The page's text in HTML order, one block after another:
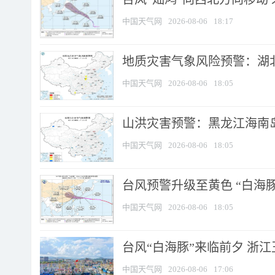
中国天气网 2026-08-06 18:17
地质灾害气象风险预警：湖
中国天气网 2026-08-06 18:05
山洪灾害预警：黑龙江海
中国天气网 2026-08-06 18:05
台风预警升级至黄色 “白海
中国天气网 2026-08-06 18:05
台风“白海豚”来临前夕 浙
中国天气网 2026-08-06 17:06